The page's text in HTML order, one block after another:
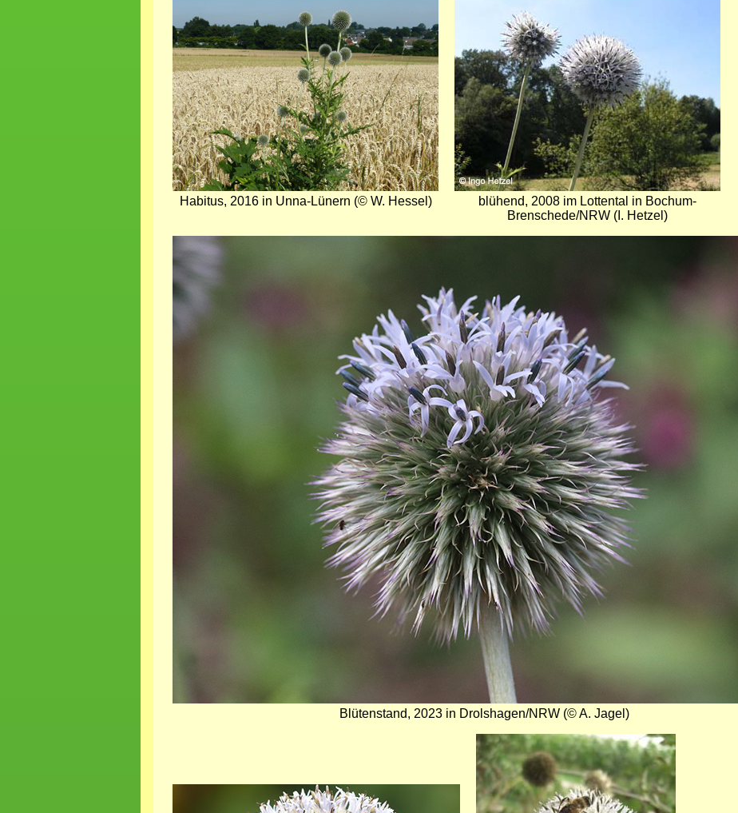
Habitus, 2016 in Unna-Lünern (© W. Hessel)
blühend, 2008 im Lottental in Bochum-
Brenschede/NRW (I. Hetzel)
Blütenstand, 2023 in Drolshagen/NRW (© A. Jagel)
Bild